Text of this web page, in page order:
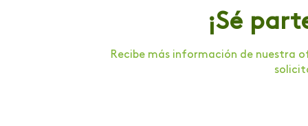
¡Sé
Recibe más información de nuestra